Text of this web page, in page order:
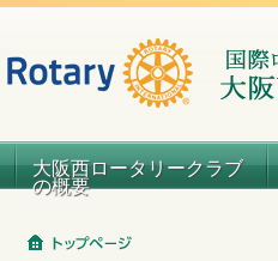
大阪西ロータリークラブ
の概要